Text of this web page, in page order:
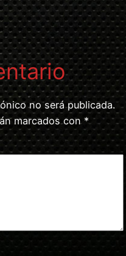
no será publicada.
marcados con*